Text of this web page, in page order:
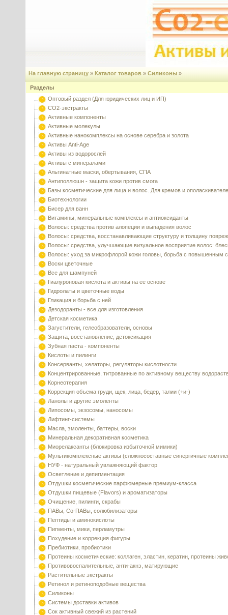
На главную страницу » Каталог товаров » Силиконы »
Разделы
Оптовый раздел (Для юридических лиц и ИП)
CO2-экстракты
Активные компоненты
Активные молекулы
Активные нанокомплексы на основе серебра и золота
Активы Anti-Age
Активы из водорослей
Активы с минералами
Альгинатные маски, обертывания, СПА
Антиполлюшн - защита кожи против смога
Базы косметические для лица и волос. Для кремов и
Биотехнологии
Бисер для ванн
Витамины, минеральные комплексы и антиоксиданты
Волосы: средства против алопеции и выпадения волос
Волосы: средства, восстанавливающие структуру и толщину
Волосы: средства, улучшающие визуальное восприятие волос:
Волосы: уход за микрофлорой кожи головы, борьба с повышенным
Воски цветочные
Все для шампуней
Гиалуроновая кислота и активы на ее основе
Гидролаты и цветочные воды
Гликация и борьба с ней
Дезодоранты - все для изготовления
Детская косметика
Загустители, гелеобразователи, основы
Защита, восстановление, детоксикация
Зубная паста - компоненты
Кислоты и пилинги
Консерванты, хелаторы, регуляторы кислотности
Концентрированные, титрованные по активному веществу
Корнеотерапия
Коррекция объема груди, щек, лица, бедер, талии (+и-)
Ланолы и другие эмоленты
Липосомы, экзосомы, наносомы
Лифтинг-системы
Масла, эмоленты, баттеры, воски
Минеральная декоративная косметика
Миорелаксанты (блокировка избыточной мимики)
Мультикомплексные активы (сложносоставные синергичные
НУФ - натуральный увлажняющий фактор
Осветление и депигментация
Отдушки косметические парфюмерные премиум-класса
Отдушки пищевые (Flavors) и ароматизаторы
Очищение, пилинги, скрабы
ПАВы, Со-ПАВы, солюбилизаторы
Пептиды и аминокислоты
Пигменты, мики, перламутры
Похудение и коррекция фигуры
Пребиотики, пробиотики
Протеины косметические: коллаген, эластин, кератин, протеины
Противовоспалительные, анти-акнэ, матирующие
Растительные экстракты
Ретинол и ретиноподобные вещества
Силиконы
Системы доставки активов
Сок активный свежий из растений